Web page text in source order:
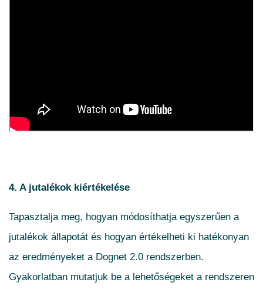
4. A jutalékok kiértékelése
Tapasztalja meg, hogyan módosíthatja egyszerűen a
jutalékok állapotát és hogyan értékelheti ki hatékonyan
az eredményeket a Dognet 2.0 rendszerben.
Gyakorlatban mutatjuk be a lehetőségeket a rendszeren